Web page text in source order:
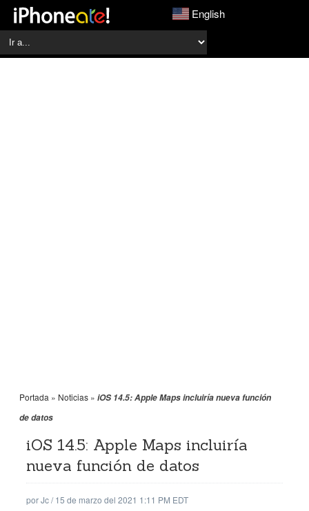
English
Portada » Noticias » iOS 14.5: Apple Maps incluiría nueva función
de datos
iOS 14.5: Apple Maps incluiría
nueva función de datos
porJc/15 de marzo del 2021 1:11 PM EDT